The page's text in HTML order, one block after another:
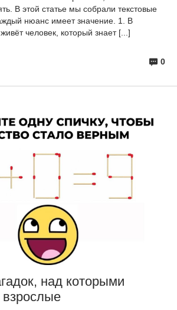
В этой статье мы собрали текстовые
нюанс имеет значение. 1. В
человек, который знает [...]
0
над которыми